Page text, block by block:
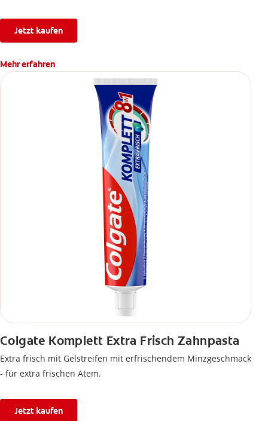
Jetzt kaufen
Mehr erfahren
Colgate Komplett Extra Frisch Zahnpasta
Extra frisch mit Gelstreifen mit erfrischendem Minzgeschmack
- für extra frischen Atem.
Jetzt kaufen